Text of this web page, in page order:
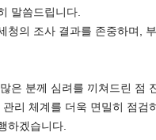
말씀드립니다.
청의 조사 결과를 존중하며,
은 분께 심려를 끼쳐드린 점
관리 체계를 더욱 면밀히 점검
하겠습니다.